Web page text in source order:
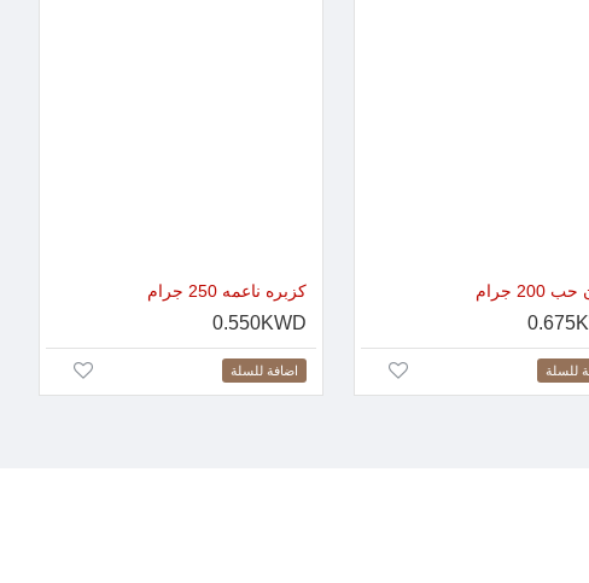
جرام
للسلة
كزبره ناعمه 250 جرام
0.550KWD
اضافة للسلة